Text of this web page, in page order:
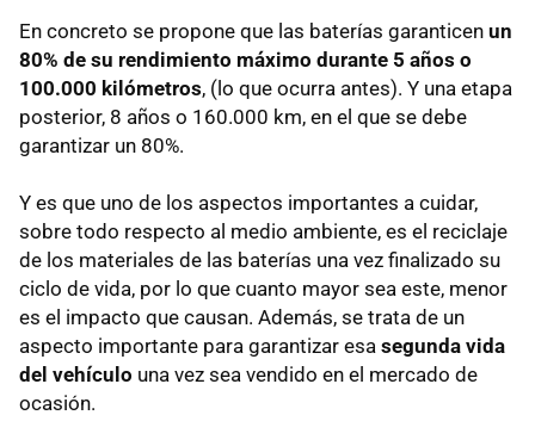
En concreto se propone que las baterías garanticen un
80% de su rendimiento máximo durante 5 años o
100.000 kilómetros, (lo que ocurra antes). Y una etapa
posterior, 8 años o 160.000 km, en el que se debe
garantizar un 80%.
Y es que uno de los aspectos importantes a cuidar,
sobre todo respecto al medio ambiente, es el reciclaje
de los materiales de las baterías una vez finalizado su
ciclo de vida, por lo que cuanto mayor sea este, menor
es el impacto que causan. Además, se trata de un
aspecto importante para garantizar esa segunda vida
del vehículo una vez sea vendido en el mercado de
ocasión.